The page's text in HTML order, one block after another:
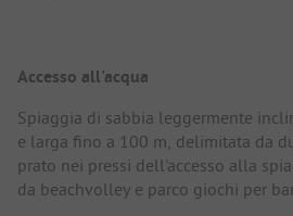
Accesso all'acqua
Spiaggia di sabbia leggermente
e larga fino a 100 m, delimitata da
prato nei pressi dell'accesso alla
da beachvolley e parco giochi per